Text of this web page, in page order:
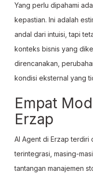
Yang perlu dipahami
kepastian. Ini adalah
andal dari intuisi, tapi
konteks bisnis yang
direncanakan,
kondisi eksternal yang
Empat
Erzap
AI Agent di Erzap terdiri
terintegrasi, masing-
tantangan manajemen